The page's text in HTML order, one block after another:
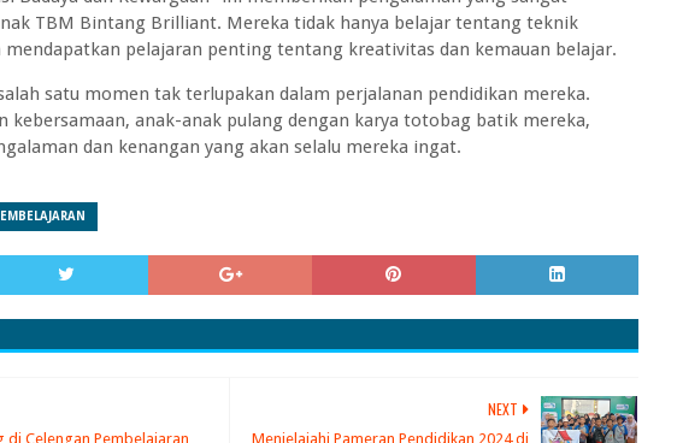
TBM Bintang Brilliant. Mereka tidak hanya belajar tentang teknik
pelajaran penting tentang kreativitas dan kemauan belajar.
satu momen tak terlupakan dalam perjalanan pendidikan mereka.
kebersamaan, anak-anak pulang dengan karya totobag batik mereka,
dan kenangan yang akan selalu mereka ingat.
NEXT
Menjelajahi Pameran Pendidikan 2024 di
di Celengan Pembelajaran